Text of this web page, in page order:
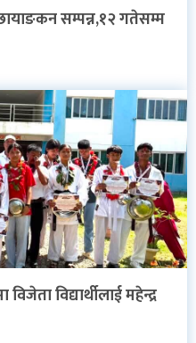
सम्पन्न,१२ गतेसम्म
विद्यार्थीलाई महेन्द्र